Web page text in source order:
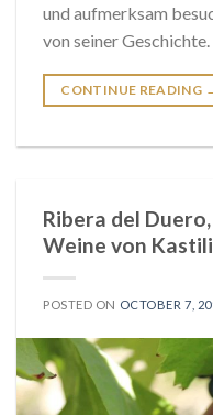
und aufmerksam
von seiner
CONTINUE READING
Ribera del
Weine von
POSTED ON OCTOBER 7,